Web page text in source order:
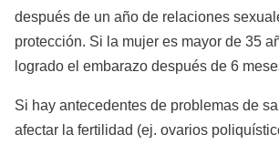
después de un año de relaciones
protección. Si la mujer es mayor de 35
logrado el embarazo después de 6
Si hay antecedentes de problemas de
afectar la fertilidad (ej. ovarios